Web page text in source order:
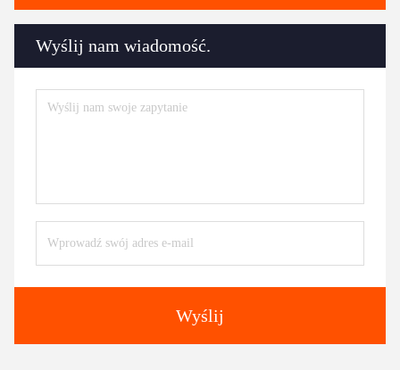
Wyślij nam wiadomość.
Wyślij